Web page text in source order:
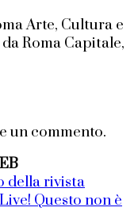
Arte, Cultura e
Roma Capitale,
un commento.